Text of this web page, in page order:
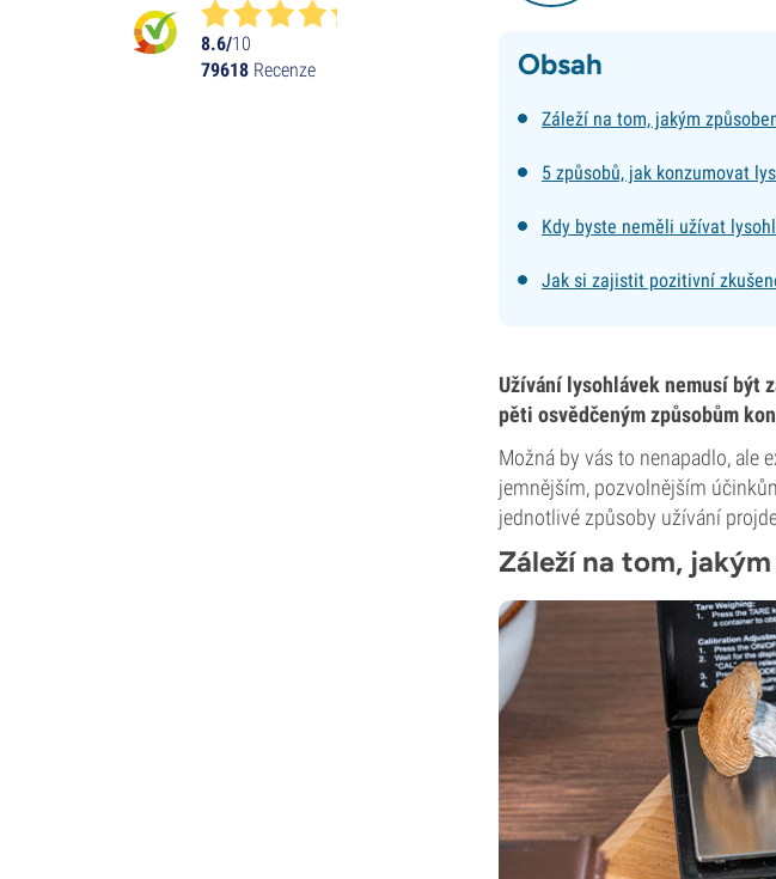
Obsah
Záleží na tom, jakým
5 způsobů, jak konzumovat
Kdy byste neměli užívat
Jak si zajistit pozitivní
Užívání lysohlávek nemusí být
pěti osvědčeným způsobům
Možná by vás to nenapadlo, ale
jemnějším, pozvolnějším
jednotlivé způsoby užívání
Záleží na tom,
8.6/10
79618 Recenze